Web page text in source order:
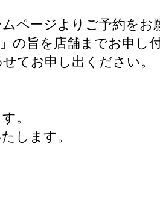
ページよりご予約をお
の旨を店舗までお申し
てお申し出ください。
。
します。